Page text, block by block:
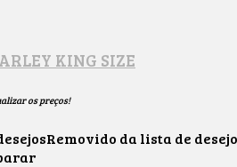
KING SIZE
os preços!
Removido da lista de